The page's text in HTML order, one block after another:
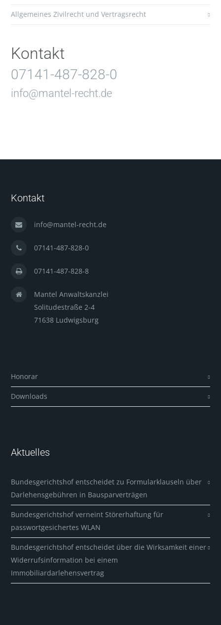
Allgemeines Zivilrecht und Vertragsrecht
Kontakt
07141-487-828-0
info@mantel-recht.de
Kontakt
info@mantel-recht.de
07141-487-828-0
07141-487-828-8
Mantel Anwaltskanzlei
Solitudestraße 2-4
71638 Ludwigsburg
Honorar
Downloads
Aktuelles
Bundesgerichtshof entscheidet zu Formularklauseln über
Darlehensgebühren in Bausparverträgen
Bundesgerichtshof verneint Störerhaftung für
passwortgesichertes WLAN
Bundesgerichtshof entscheidet über die Wirksamkeit einer
Widerrufsinformation bei einem
Immobiliardarlehensvertrag